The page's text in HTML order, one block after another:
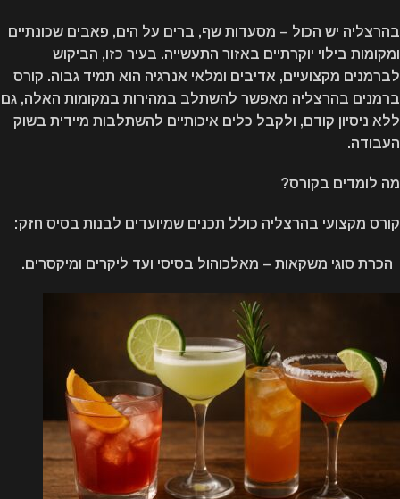
בהרצליה יש הכול – מסעדות שף, ברים על הים, פאבים שכונתיים
ומקומות בילוי יוקרתיים באזור התעשייה. בעיר כזו, הביקוש
לברמנים מקצועיים, אדיבים ומלאי אנרגיה הוא תמיד גבוה. קורס
ברמנים בהרצליה מאפשר להשתלב במהירות במקומות האלה, גם
ללא ניסיון קודם, ולקבל כלים איכותיים להשתלבות מיידית בשוק
העבודה.
מה לומדים בקורס?
קורס מקצועי בהרצליה כולל תכנים שמיועדים לבנות בסיס חזק:
הכרת סוגי משקאות – מאלכוהול בסיסי ועד ליקרים ומיקסרים.